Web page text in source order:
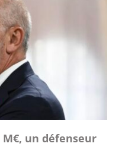
M€, un défenseur